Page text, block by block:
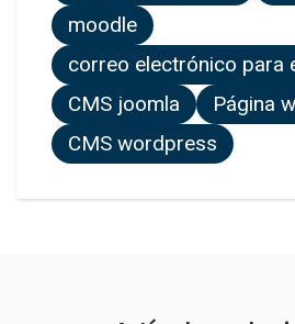
moodle
correo electrónico para
CMS joomla
Página
CMS wordpress